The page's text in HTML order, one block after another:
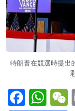
特朗普在競選時提出
Facebook